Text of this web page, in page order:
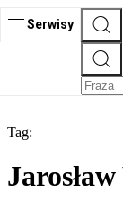
Serwisy
Tag: